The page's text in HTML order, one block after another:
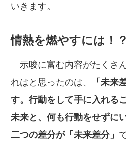
いきます。
情熱を燃やすには！？
示唆に富む内容がたくさ
れはと思ったのは、
「未来
す。行動をして手に入れる
未来と、何も行動をせずに
二つの差分が「未来差分」